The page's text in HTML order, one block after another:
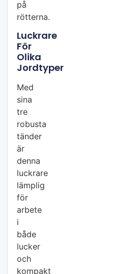
på
rötterna.
Luckrare
För
Olika
Jordtyper
Med
sina
tre
robusta
tänder
är
denna
luckrare
lämplig
för
arbete
i
både
lucker
och
kompakt